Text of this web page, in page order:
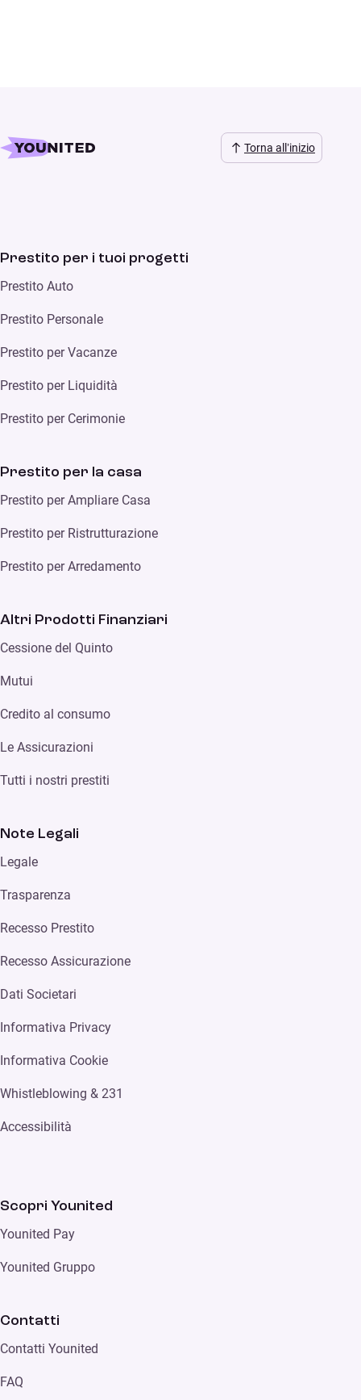
Torna all’inizio
Prestito per i tuoi progetti
Prestito Auto
Prestito Personale
Prestito per Vacanze
Prestito per Liquidità
Prestito per Cerimonie
Prestito per la casa
Prestito per Ampliare Casa
Prestito per Ristrutturazione
Prestito per Arredamento
Altri Prodotti Finanziari
Cessione del Quinto
Mutui
Credito al consumo
Le Assicurazioni
Tutti i nostri prestiti
Note Legali
Legale
Trasparenza
Recesso Prestito
Recesso Assicurazione
Dati Societari
Informativa Privacy
Informativa Cookie
Whistleblowing & 231
Accessibilità
Scopri Younited
Younited Pay
Younited Gruppo
Contatti
Contatti Younited
FAQ